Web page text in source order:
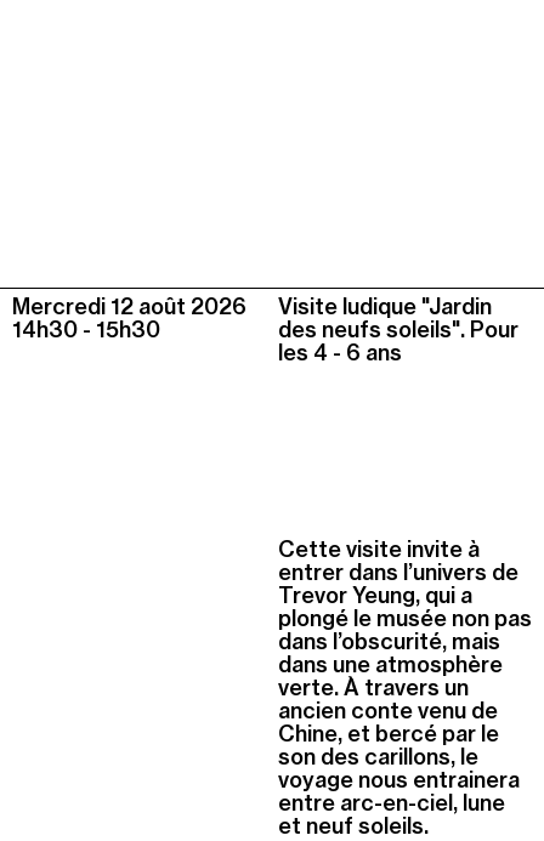
Mercredi 12 août 2026
14h30 - 15h30
Visite ludique "Jardin
des neufs soleils". Pour
les 4 - 6 ans
Cette visite invite à
entrer dans l’univers de
Trevor Yeung, qui a
plongé le musée non pas
dans l’obscurité, mais
dans une atmosphère
verte. À travers un
ancien conte venu de
Chine, et bercé par le
son des carillons, le
voyage nous entrainera
entre arc-en-ciel, lune
et neuf soleils.